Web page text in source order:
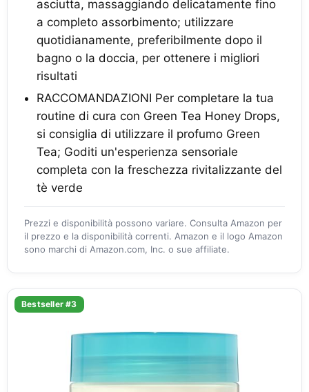
asciutta, massaggiando delicatamente fino
a completo assorbimento; utilizzare
quotidianamente, preferibilmente dopo il
bagno o la doccia, per ottenere i migliori
risultati
RACCOMANDAZIONI Per completare la tua
routine di cura con Green Tea Honey Drops,
si consiglia di utilizzare il profumo Green
Tea; Goditi un'esperienza sensoriale
completa con la freschezza rivitalizzante del
tè verde
Prezzi e disponibilità possono variare. Consulta Amazon per
il prezzo e la disponibilità correnti. Amazon e il logo Amazon
sono marchi di Amazon.com, Inc. o sue affiliate.
Bestseller #3